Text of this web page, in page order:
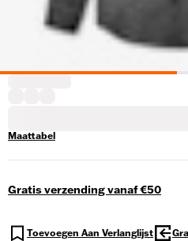
Maattabel
Gratis verzending vanaf €50
Toevoegen Aan Verlanglijst